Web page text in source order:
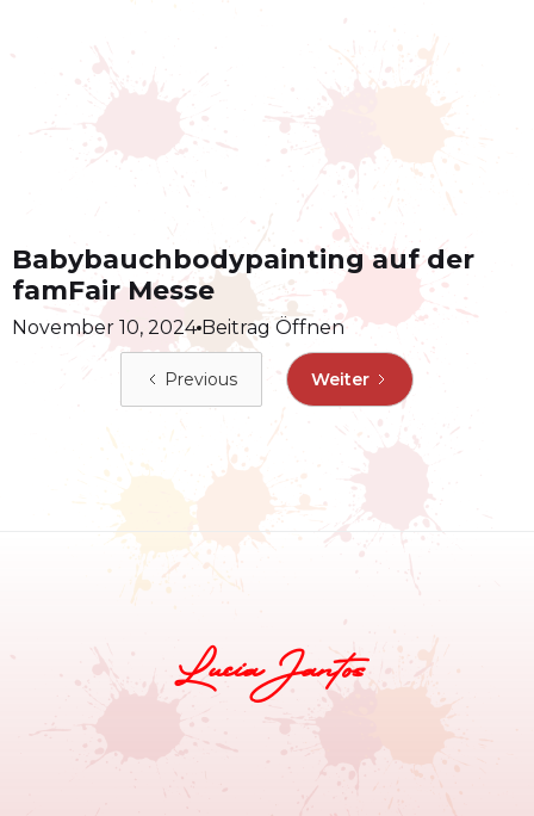
Babybauchbodypainting auf der
famFair Messe
November 10, 2024 Beitrag Öffnen
Previous Weiter
Lucia Jantos